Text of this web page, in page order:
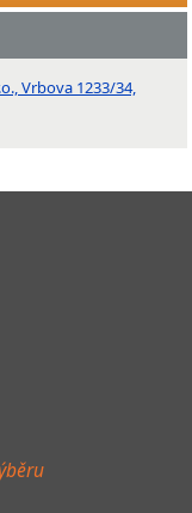
Vrbova 1233/34,